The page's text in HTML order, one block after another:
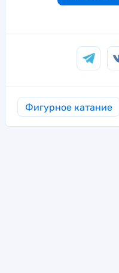
Фигурное катание